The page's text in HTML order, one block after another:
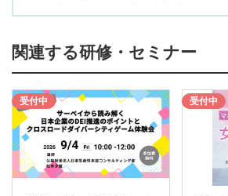
関連する研修・セミナー
受付中 受付中